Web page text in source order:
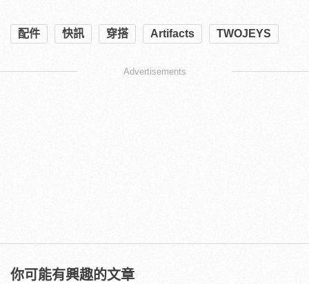
配件 快訊 穿搭 Artifacts TWOJEYS
Advertisements
你可能有興趣的文章